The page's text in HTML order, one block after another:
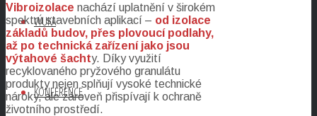
VÝUKA
KONFERENCE
Vibroizolace nachází uplatnění v širokém
spektru stavebních aplikací – od izolace
základů budov, přes plovoucí podlahy,
až po technická zařízení jako jsou
výtahové šachty. Díky využití
recyklovaného pryžového granulátu
produkty nejen splňují vysoké technické
nároky, ale zároveň přispívají k ochraně
životního prostředí.